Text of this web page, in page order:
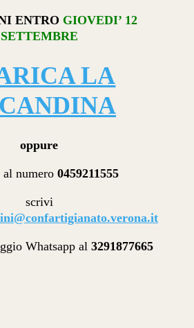
ENTRO GIOVEDI’ 12
SETTEMBRE
LA
oppure
al numero0459211555
scrivi
Whatsapp al3291877665